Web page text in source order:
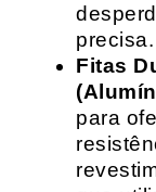
precisa.
Fitas
para